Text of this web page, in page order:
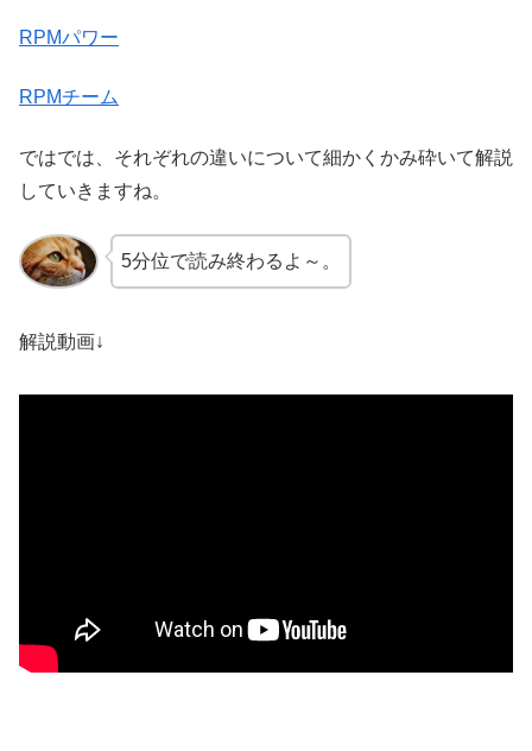
RPMパワー
RPMチーム
ではでは、それぞれの違いについて細かくかみ砕いて解説
していきますね。
5分位で読み終わるよ～。
解説動画↓